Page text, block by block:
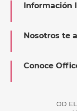
Información
Nosotros te
Conoce
OD